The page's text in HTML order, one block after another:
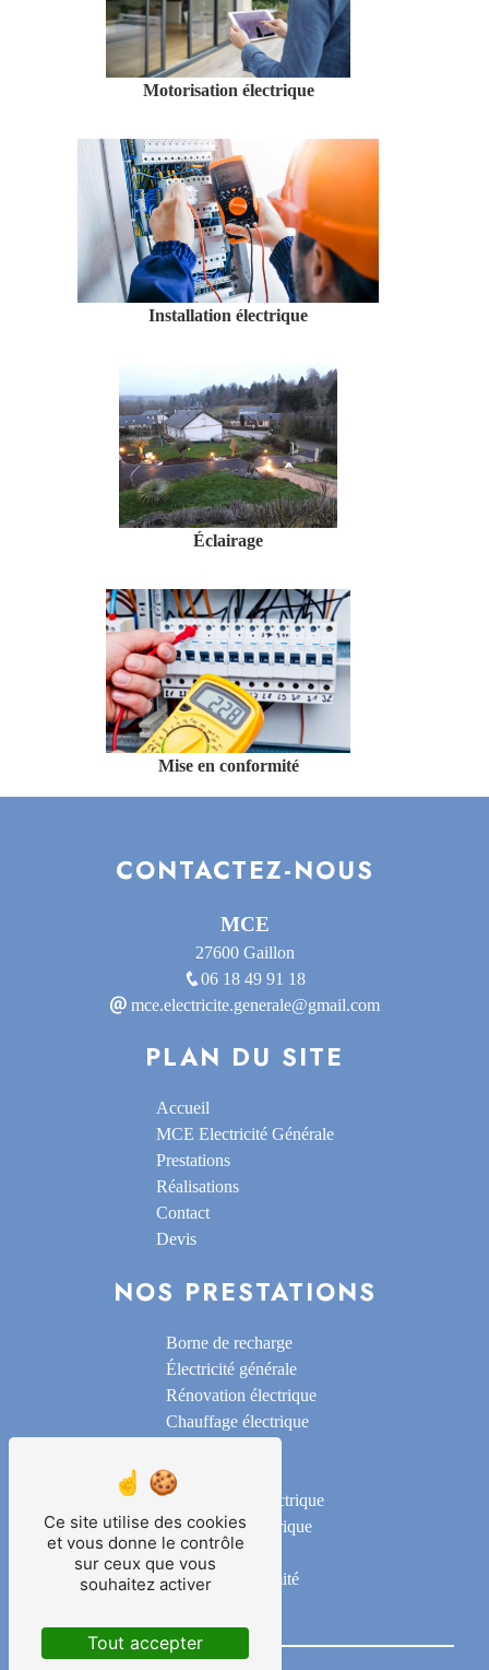
Motorisation électrique
Installation électrique
Éclairage
Mise en conformité
CONTACTEZ-NOUS
MCE
27600 Gaillon
06 18 49 91 18
mce.electricite.generale@gmail.com
PLAN DU SITE
Accueil
MCE Electricité Générale
Prestations
Réalisations
Contact
Devis
NOS PRESTATIONS
Borne de recharge
Électricité générale
Rénovation électrique
Chauffage électrique
Domotique
Motorisation électrique
Installation électrique
Éclairage
Mise en conformité
Ce site utilise des cookies
et vous donne le contrôle
sur ceux que vous
souhaitez activer
Tout accepter